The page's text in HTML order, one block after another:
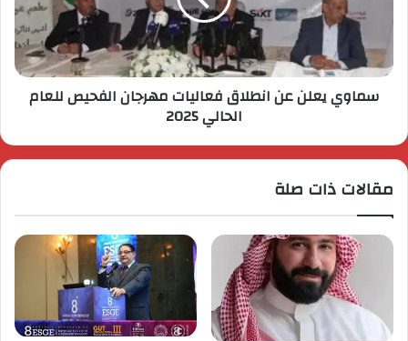
سماوي يعلن عن انطلاق فعاليات مهرجان الفحيص للعام
الحالي 2025
مقالات ذات صلة